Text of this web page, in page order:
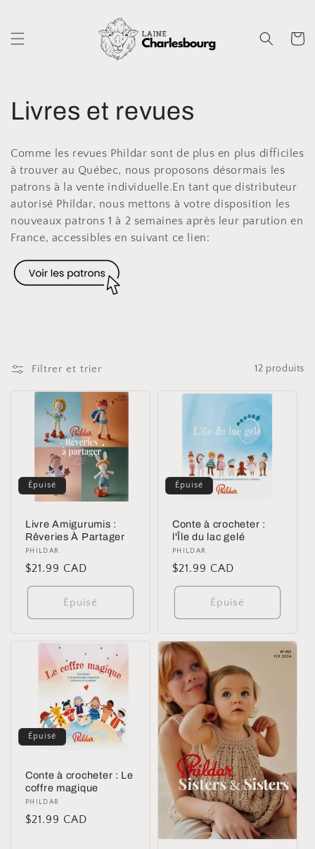
contenu
Panier
C
o
l
l
e
c
o
Livres et revues
Comme les revues Phildar sont de plus en plus difficiles
à trouver au Québec, nous proposons désormais les
patrons à la vente individuelle.En tant que distributeur
autorisé Phildar, nous mettons à votre disposition les
nouveaux patrons 1 à 2 semaines après leur parution en
France, accessibles en suivant ce lien:
Filtrer et trier 12 produits
Épuisé
Livre Amigurumis :
Rêveries À Partager
Distributeur :
PHILDAR
Prix
habituel
$21.99 CAD
Épuisé
Épuisé
Conte à crocheter :
l'Île du lac gelé
Distributeur :
PHILDAR
Prix
habituel
$21.99 CAD
Épuisé
Épuisé
Conte à crocheter : Le
coffre magique
Distributeur :
PHILDAR
Prix
$21.99 CAD